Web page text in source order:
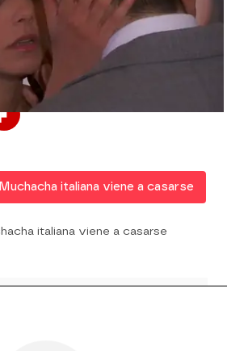
de 2015, 13:05
Flipboard
Muchacha italiana viene a casarse
italiana viene a casarse